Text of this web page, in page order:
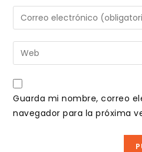
nombre
de
usuario
para
comentar
Introduce
tu
dirección
de
electrónico
para
comentar
Introduce
la
URL
de
Guarda mi nombre, correo
navegador para la próxima